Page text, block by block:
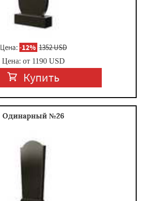
Цена: -12% 1352 USD
Цена: от 1190 USD
Купить
Одинарный №26